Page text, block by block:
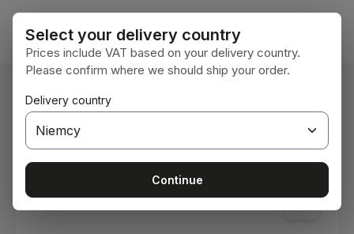
Przejdź do głównej zawartości
Jesteś tutaj: Home
Farby i lakiery
Pomiń galerię zdjęć
Select your delivery country
Prices include VAT based on your delivery country.
Please confirm where we should ship your order.
Delivery country
Continue